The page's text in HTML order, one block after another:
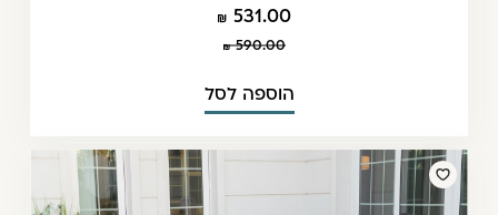
531.00
590.00
הוספה לסל